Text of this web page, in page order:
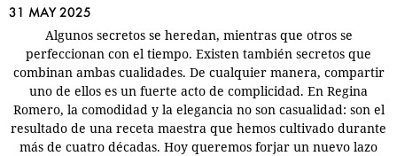
31 MAY 2025
Algunos secretos se heredan, mientras que otros se
perfeccionan con el tiempo. Existen también secretos que
combinan ambas cualidades. De cualquier manera, compartir
uno de ellos es un fuerte acto de complicidad. En Regina
Romero, la comodidad y la elegancia no son casualidad: son el
resultado de una receta maestra que hemos cultivado durante
más de cuatro décadas. Hoy queremos forjar un nuevo lazo